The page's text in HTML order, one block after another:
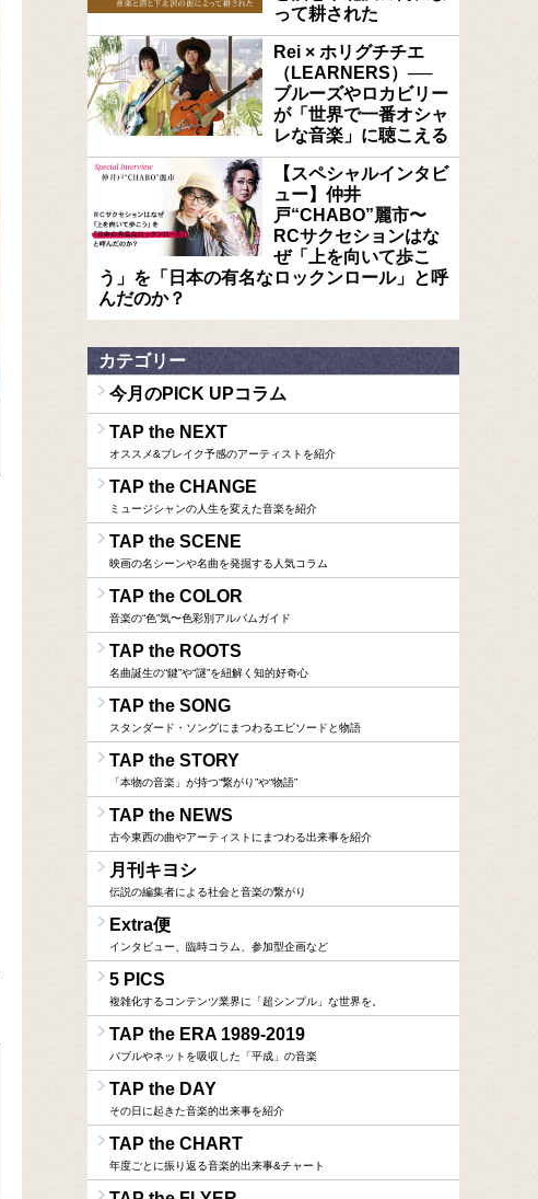
って耕された
Rei × ホリグチチエ
（LEARNERS）──
ブルーズやロカビリー
が「世界で一番オシャ
レな音楽」に聴こえる
【スペシャルインタビ
ュー】仲井
戸“CHABO”麗市〜
RCサクセションはな
ぜ「上を向いて歩こ
う」を「日本の有名なロックンロール」と呼
んだのか？
カテゴリー
今月のPICK UPコラム
TAP the NEXT
オススメ&ブレイク予感のアーティストを紹介
TAP the CHANGE
ミュージシャンの人生を変えた音楽を紹介
TAP the SCENE
映画の名シーンや名曲を発掘する人気コラム
TAP the COLOR
音楽の“色”気〜色彩別アルバムガイド
TAP the ROOTS
名曲誕生の“鍵”や“謎”を紐解く知的好奇心
TAP the SONG
スタンダード・ソングにまつわるエピソードと物語
TAP the STORY
「本物の音楽」が持つ“繋がり”や“物語”
TAP the NEWS
古今東西の曲やアーティストにまつわる出来事を紹介
月刊キヨシ
伝説の編集者による社会と音楽の繋がり
Extra便
インタビュー、臨時コラム、参加型企画など
5 PICS
複雑化するコンテンツ業界に「超シンプル」な世界を。
TAP the ERA 1989-2019
バブルやネットを吸収した「平成」の音楽
TAP the DAY
その日に起きた音楽的出来事を紹介
TAP the CHART
年度ごとに振り返る音楽的出来事&チャート